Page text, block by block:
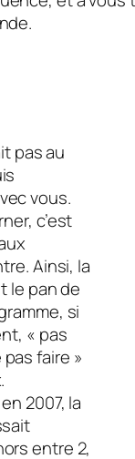
pas au
vous.
c’est
Ainsi, la
le pan de
si
« pas
faire »
2007, la
entre 2,